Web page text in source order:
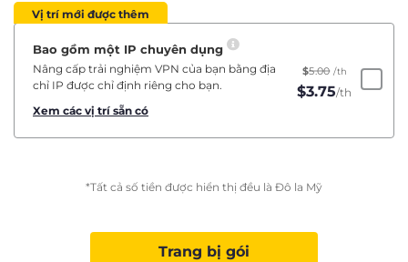
Vị trí mới được thêm
Bao gồm một IP chuyên dụng
Nâng cấp trải nghiệm VPN của bạn bằng địa
chỉ IP được chỉ định riêng cho bạn.
Xem các vị trí sẵn có
$5.00 /th
$3.75/th
*Tất cả số tiền được hiển thị đều là Đô la Mỹ
Trang bị gói